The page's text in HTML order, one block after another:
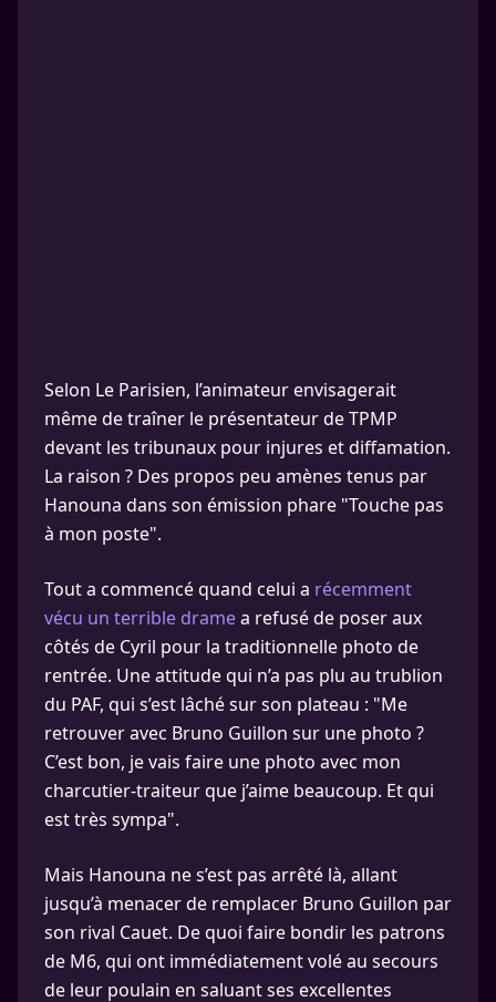
Selon Le Parisien, l’animateur envisagerait
même de traîner le présentateur de TPMP
devant les tribunaux pour injures et diffamation.
La raison ? Des propos peu amènes tenus par
Hanouna dans son émission phare "Touche pas
à mon poste".
Tout a commencé quand celui a récemment
vécu un terrible dramea refusé de poser aux
côtés de Cyril pour la traditionnelle photo de
rentrée. Une attitude qui n’a pas plu au trublion
du PAF, qui s’est lâché sur son plateau : "Me
retrouver avec Bruno Guillon sur une photo ?
C’est bon, je vais faire une photo avec mon
charcutier-traiteur que j’aime beaucoup. Et qui
est très sympa".
Mais Hanouna ne s’est pas arrêté là, allant
jusqu’à menacer de remplacer Bruno Guillon par
son rival Cauet. De quoi faire bondir les patrons
de M6, qui ont immédiatement volé au secours
de leur poulain en saluant ses excellentes